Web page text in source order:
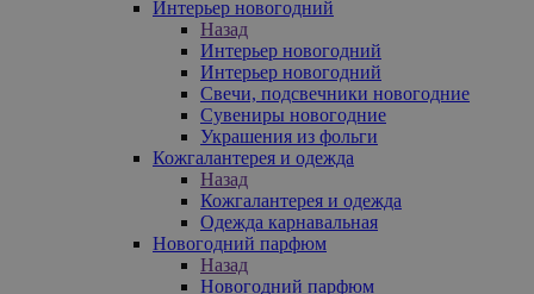
Интерьер новогодний
Назад
Интерьер новогодний
Интерьер новогодний
Свечи, подсвечники новогодние
Сувениры новогодние
Украшения из фольги
Кожгалантерея и одежда
Назад
Кожгалантерея и одежда
Одежда карнавальная
Новогодний парфюм
Назад
Новогодний парфюм